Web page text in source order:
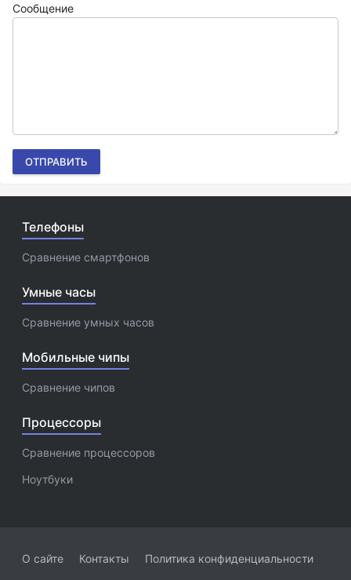
Сообщение
ОТПРАВИТЬ
Телефоны
Сравнение смартфонов
Умные часы
Сравнение умных часов
Мобильные чипы
Сравнение чипов
Процессоры
Сравнение процессоров
Ноутбуки
О сайте Контакты Политика конфиденциальности